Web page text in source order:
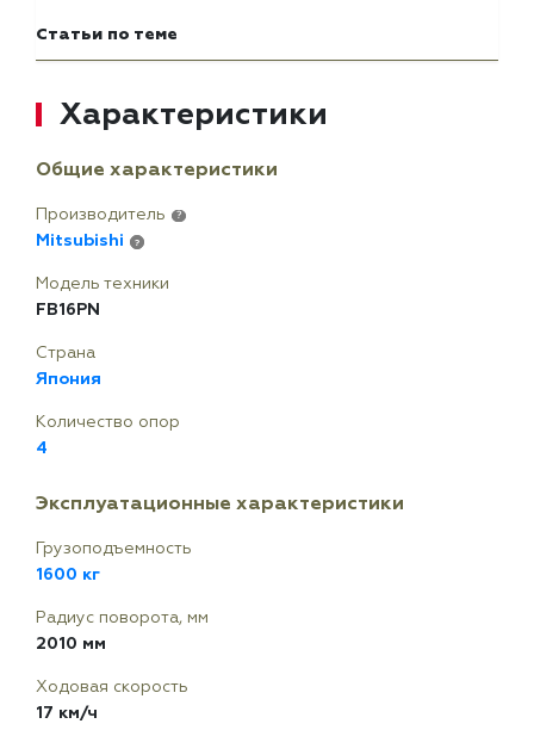
Статьи по теме
Характеристики
Общие характеристики
Производитель ?
Mitsubishi ?
Модель техники
FB16PN
Страна
Япония
Количество опор
4
Эксплуатационные характеристики
Грузоподъемность
1600 кг
Радиус поворота, мм
2010 мм
Ходовая скорость
17 км/ч